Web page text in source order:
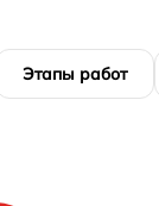
Этапы работ